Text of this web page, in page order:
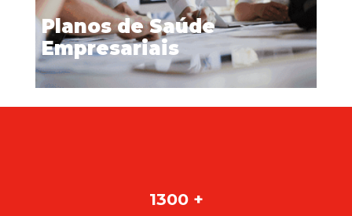
Planos de Saúde
Empresariais
1300+